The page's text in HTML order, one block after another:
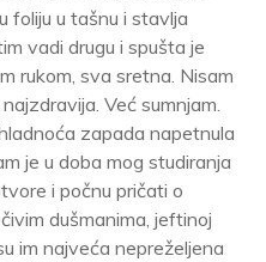
foliju u tašnu i stavlja
vadi drugu i spušta je
rukom, sva sretna. Nisam
Već sumnjam.
zapada napetnula
je u doba mog studiranja
i počnu pričati o
dušmanima, jeftinoj
im najveća nepreželjena